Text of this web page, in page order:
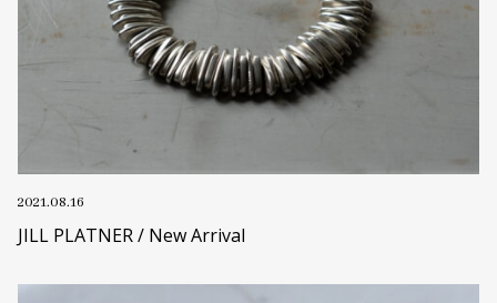
2021.08.16
JILL PLATNER / New Arrival